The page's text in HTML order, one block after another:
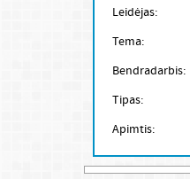
Leidėjas:
Tema:
Bendradarbis:
Tipas:
Apimtis: